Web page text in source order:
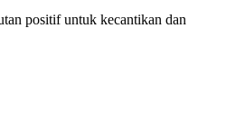
positif untuk kecantikan dan